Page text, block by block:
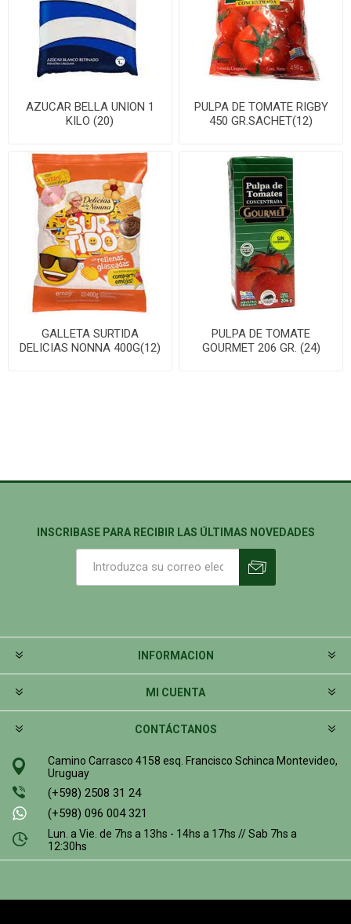
AZUCAR BELLA UNION 1
KILO (20)
PULPA DE TOMATE RIGBY
450 GR.SACHET(12)
GALLETA SURTIDA
DELICIAS NONNA 400G(12)
PULPA DE TOMATE
GOURMET 206 GR. (24)
INSCRIBASE PARA RECIBIR LAS ÚLTIMAS NOVEDADES
INFORMACION
MI CUENTA
CONTÁCTANOS
Camino Carrasco 4158 esq. Francisco Schinca Montevideo,
Uruguay
(+598) 2508 31 24
(+598) 096 004 321
Lun. a Vie. de 7hs a 13hs - 14hs a 17hs // Sab 7hs a
12:30hs